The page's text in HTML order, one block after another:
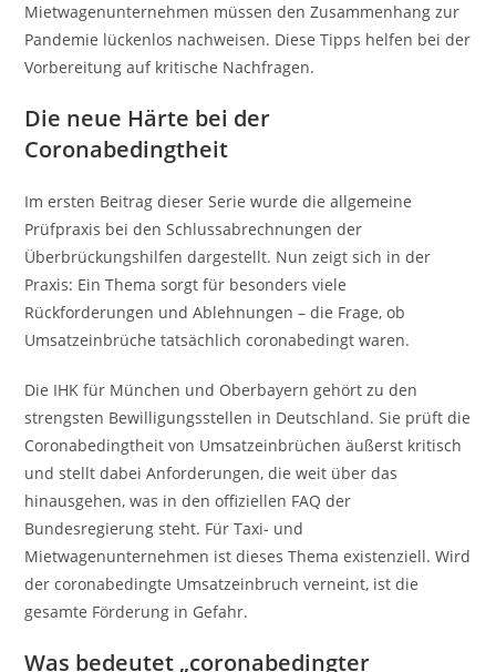
Mietwagenunternehmen müssen den Zusammenhang zur
Pandemie lückenlos nachweisen. Diese Tipps helfen bei der
Vorbereitung auf kritische Nachfragen.
Die neue Härte bei der
Coronabedingtheit
Im ersten Beitrag dieser Serie wurde die allgemeine
Prüfpraxis bei den Schlussabrechnungen der
Überbrückungshilfen dargestellt. Nun zeigt sich in der
Praxis: Ein Thema sorgt für besonders viele
Rückforderungen und Ablehnungen – die Frage, ob
Umsatzeinbrüche tatsächlich coronabedingt waren.
Die IHK für München und Oberbayern gehört zu den
strengsten Bewilligungsstellen in Deutschland. Sie prüft die
Coronabedingtheit von Umsatzeinbrüchen äußerst kritisch
und stellt dabei Anforderungen, die weit über das
hinausgehen, was in den offiziellen FAQ der
Bundesregierung steht. Für Taxi- und
Mietwagenunternehmen ist dieses Thema existenziell. Wird
der coronabedingte Umsatzeinbruch verneint, ist die
gesamte Förderung in Gefahr.
Was bedeutet „coronabedingter